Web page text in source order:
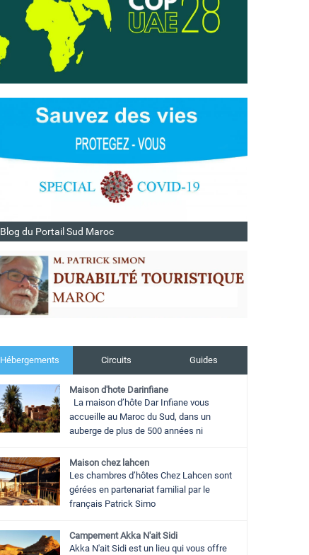
Blog du Portail Sud Maroc
Hébergements Circuits Guides
Maison d'hote Darinfiane
La maison d’hôte Dar Infiane vous
accueille au Maroc du Sud, dans un
auberge de plus de 500 années ni
Maison chez lahcen
Les chambres d’hôtes Chez Lahcen sont
gérées en partenariat familial par le
français Patrick Simo
Campement Akka N'ait Sidi
Akka N'ait Sidi est un lieu qui vous offre